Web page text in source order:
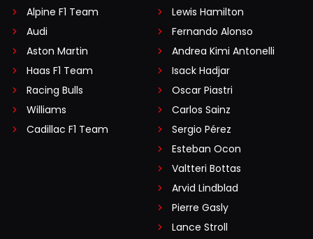
Alpine F1 Team
Audi
Aston Martin
Haas F1 Team
Racing Bulls
Williams
Cadillac F1 Team
Lewis Hamilton
Fernando Alonso
Andrea Kimi Antonelli
Isack Hadjar
Oscar Piastri
Carlos Sainz
Sergio Pérez
Esteban Ocon
Valtteri Bottas
Arvid Lindblad
Pierre Gasly
Lance Stroll